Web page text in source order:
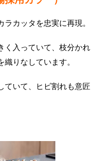
カッタを忠実に再現。
く入っていて、枝分かれ
りなしています。
ていて、ヒビ割れも意匠